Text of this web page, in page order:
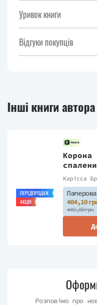
Уривок книги
Відгуки покупців
Інші книги автора
АКЦІЯ
ПЕРЕДПРОДАЖ
Карісса
Паперова
404,10
449,00 грн
Розповімо про